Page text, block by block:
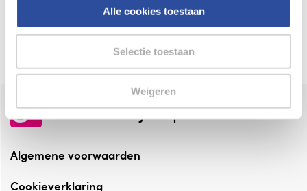
Alle cookies toestaan
Selectie toestaan
Weigeren
Altijd onze folder bij de hand
Check onze folders ⁠bij AlleFolders.
de vriendelijke specialist
Algemene voorwaarden
Cookieverklaring